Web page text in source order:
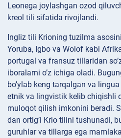
Leonega joylashgan ozod
kreol tili sifatida rivojlandi.
Ingliz tili Krioning tuzilma
Yoruba, Igbo va Wolof kabi
portugal va fransuz tillaridan
iboralarni o’z ichiga oladi.
bo’ylab keng tarqalgan va
etnik va lingvistik kelib chiqishli
muloqot qilish imkonini beradi.
dan ortig’i Krio tilini tushunadi,
guruhlar va tillarga ega